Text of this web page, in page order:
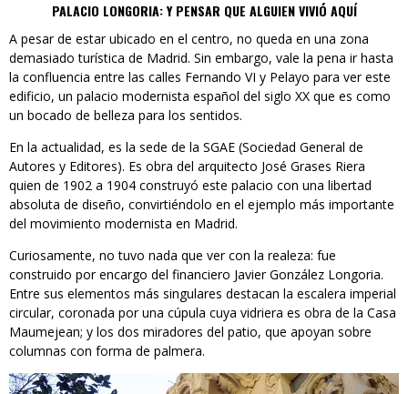
PALACIO LONGORIA: Y PENSAR QUE ALGUIEN VIVIÓ AQUÍ
A pesar de estar ubicado en el centro, no queda en una zona
demasiado turística de Madrid. Sin embargo, vale la pena ir hasta
la confluencia entre las calles Fernando VI y Pelayo para ver este
edificio, un palacio modernista español del siglo XX que es como
un bocado de belleza para los sentidos.
En la actualidad, es la sede de la SGAE (Sociedad General de
Autores y Editores). Es obra del arquitecto José Grases Riera
quien de 1902 a 1904 construyó este palacio con una libertad
absoluta de diseño, convirtiéndolo en el ejemplo más importante
del movimiento modernista en Madrid.
Curiosamente, no tuvo nada que ver con la realeza: fue
construido por encargo del financiero Javier González Longoria.
Entre sus elementos más singulares destacan la escalera imperial
circular, coronada por una cúpula cuya vidriera es obra de la Casa
Maumejean; y los dos miradores del patio, que apoyan sobre
columnas con forma de palmera.